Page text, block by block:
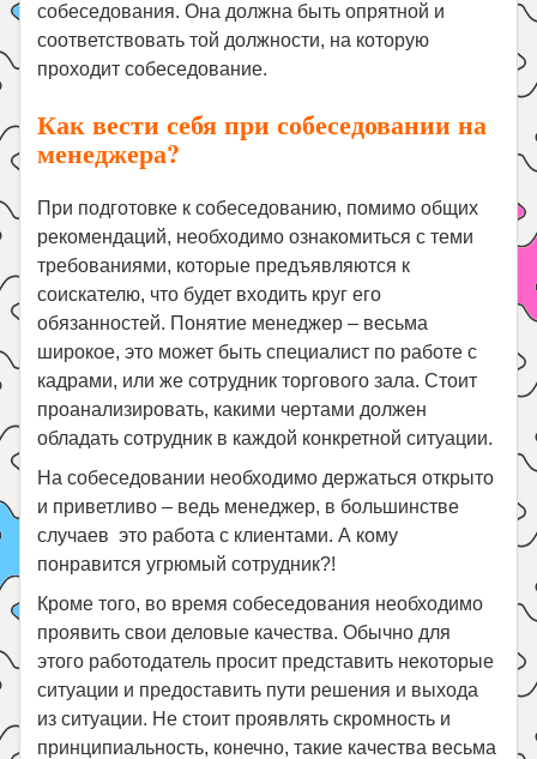
собеседования. Она должна быть опрятной и
соответствовать той должности, на которую
проходит собеседование.
Как вести себя при собеседовании на
менеджера?
При подготовке к собеседованию, помимо общих
рекомендаций, необходимо ознакомиться с теми
требованиями, которые предъявляются к
соискателю, что будет входить круг его
обязанностей. Понятие менеджер – весьма
широкое, это может быть специалист по работе с
кадрами, или же сотрудник торгового зала. Стоит
проанализировать, какими чертами должен
обладать сотрудник в каждой конкретной ситуации.
На собеседовании необходимо держаться открыто
и приветливо – ведь менеджер, в большинстве
случаев это работа с клиентами. А кому
понравится угрюмый сотрудник?!
Кроме того, во время собеседования необходимо
проявить свои деловые качества. Обычно для
этого работодатель просит представить некоторые
ситуации и предоставить пути решения и выхода
из ситуации. Не стоит проявлять скромность и
принципиальность, конечно, такие качества весьма